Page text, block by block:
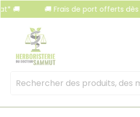
🚚 Frais de port offerts dès 60€
Mots
Panneau de gestion des